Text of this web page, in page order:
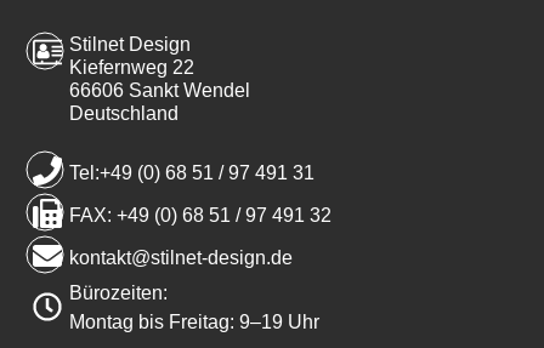
Stilnet Design
Kiefernweg 22
66606 Sankt Wendel
Deutschland
Tel:+49 (0) 68 51 / 97 491 31
FAX: +49 (0) 68 51 / 97 491 32
kontakt@stilnet-design.de
Bürozeiten:
Montag bis Freitag: 9–19 Uhr